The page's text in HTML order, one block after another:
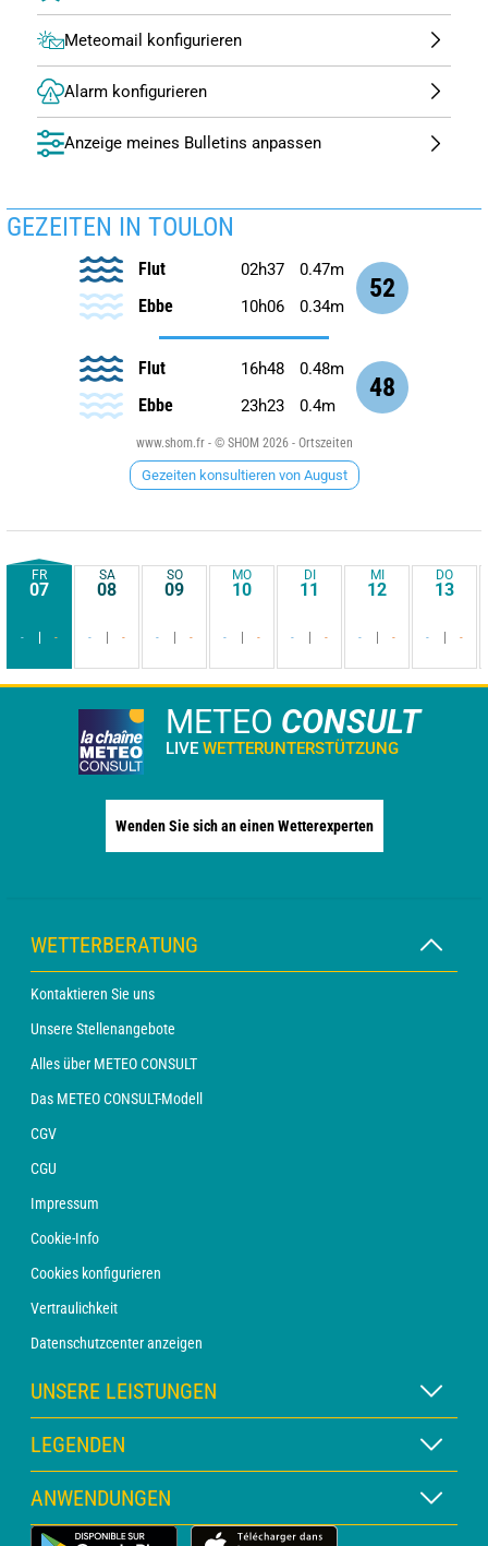
Meteomail konfigurieren
Alarm konfigurieren
Anzeige meines Bulletins anpassen
GEZEITEN IN TOULON
52
Flut 02h37 0.47m
Ebbe 10h06 0.34m
48
Flut 16h48 0.48m
Ebbe 23h23 0.4m
www.shom.fr - © SHOM 2026 - Ortszeiten
Gezeiten konsultieren von August
FR
07
- -
SA
08
- -
SO
09
- -
MO
10
- -
DI
11
- -
MI
12
- -
DO
13
- -
METEO CONSULT
LIVE WETTERUNTERSTÜTZUNG
Wenden Sie sich an einen Wetterexperten
WETTERBERATUNG
Kontaktieren Sie uns
Unsere Stellenangebote
Alles über METEO CONSULT
Das METEO CONSULT-Modell
CGV
CGU
Impressum
Cookie-Info
Cookies konfigurieren
Vertraulichkeit
Datenschutzcenter anzeigen
UNSERE LEISTUNGEN
WETTER Xpert Abonnement
WETTER PRO Abonnement
Beratung mit einem Vorhersager
LEGENDEN
Kartenlegende
Piktogrammlegende
ANWENDUNGEN